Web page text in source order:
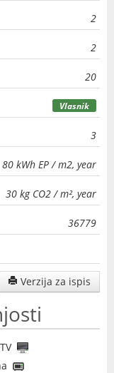
2
2
20
Vlasnik
3
80 kWh EP / m2, year
30 kg CO2 / m², year
36779
Verzija za ispis